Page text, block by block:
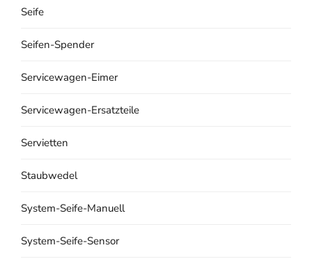
Seife
Seifen-Spender
Servicewagen-Eimer
Servicewagen-Ersatzteile
Servietten
Staubwedel
System-Seife-Manuell
System-Seife-Sensor